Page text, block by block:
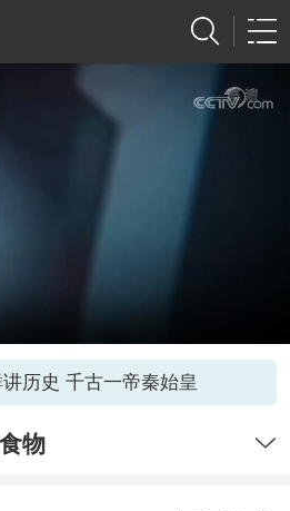
历史 千古一帝秦始皇
物